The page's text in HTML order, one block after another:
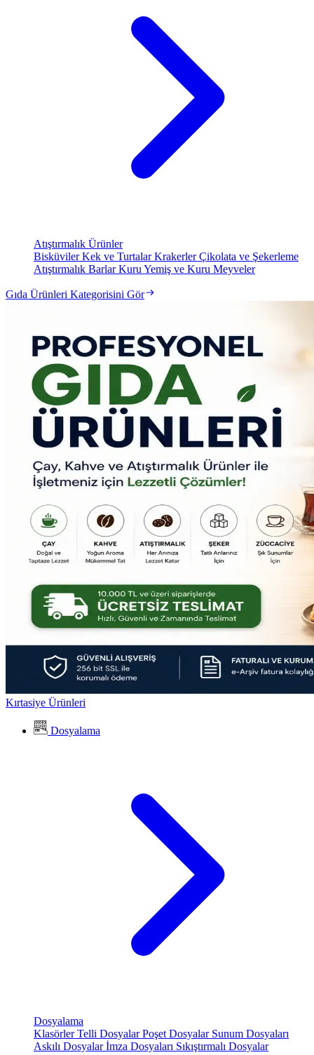
Atıştırmalık Ürünler
BisküvilerKek ve TurtalarKrakerlerÇikolata ve Şekerleme
Atıştırmalık BarlarKuru Yemiş ve Kuru Meyveler
Gıda Ürünleri Kategorisini Gör
Kırtasiye Ürünleri
Dosyalama
Dosyalama
KlasörlerTelli DosyalarPoşet Dosyalar Sunum Dosyaları
Askılı Dosyalarİmza Dosyaları Sıkıştırmalı Dosyalar